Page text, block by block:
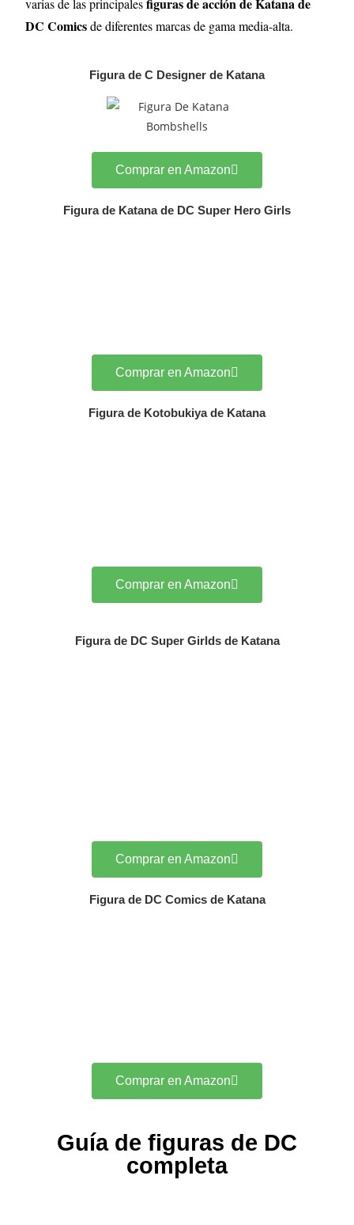
varias de las principales
DC Comicsde diferentes marcas de gama media-alta.
Figura de C Designer de Katana
Comprar en Amazon
Figura de Katana de DC Super Hero Girls
Comprar en Amazon
Figura de Kotobukiya de Katana
Comprar en Amazon
Figura de DC Super Girlds de Katana
Comprar en Amazon
Figura de DC Comics de Katana
Comprar en Amazon
Guía de figuras de DC
completa